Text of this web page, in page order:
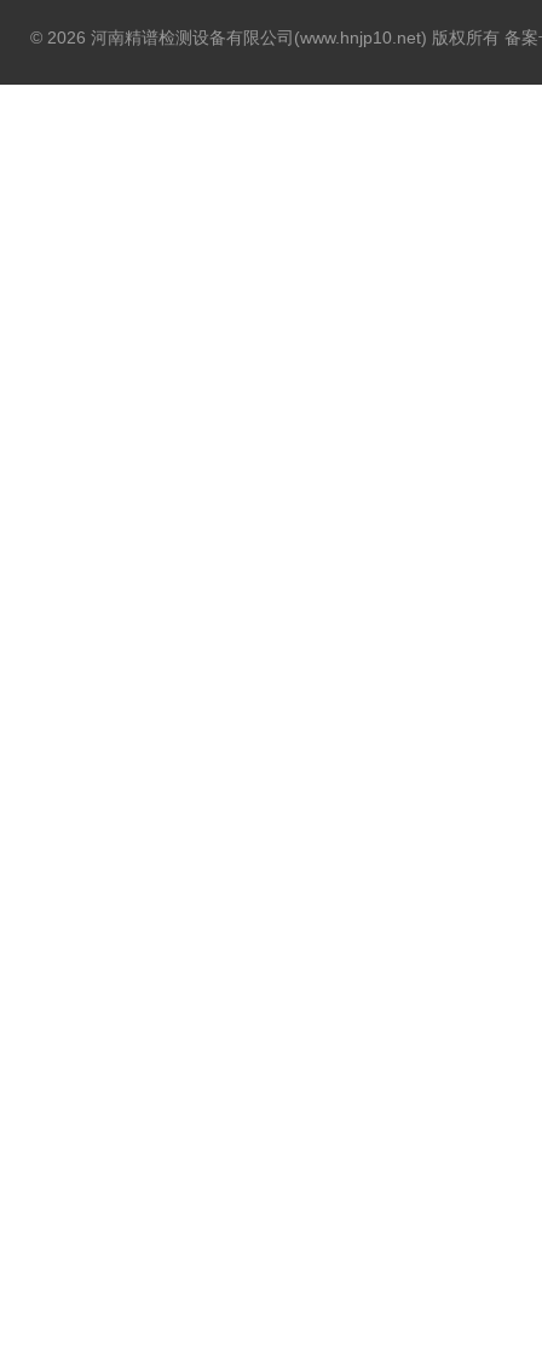
© 2026 河南精谱检测设备有限公司(www.hnjp10.net) 版权所有 备案